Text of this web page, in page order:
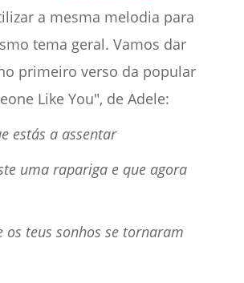
a mesma melodia para
tema geral. Vamos dar
primeiro verso da popular
Like You", de Adele:
estás a assentar
uma rapariga e que agora
os teus sonhos se tornaram